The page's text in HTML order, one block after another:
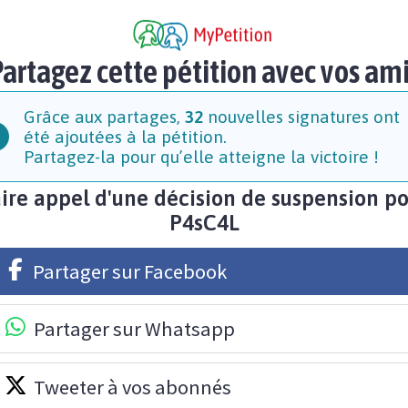
cette pétition avec vos
Grâce aux partages, 32nouvelles signatures ont
été ajoutées à la pétition.
Partagez-la pour qu’elle atteigne la victoire !
appel d'une décision de suspension
P4sC4L
Partager sur Facebook
Partager sur Whatsapp
Tweeter à vos abonnés